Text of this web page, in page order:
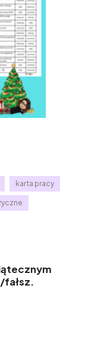
karta pracy
fałsz.